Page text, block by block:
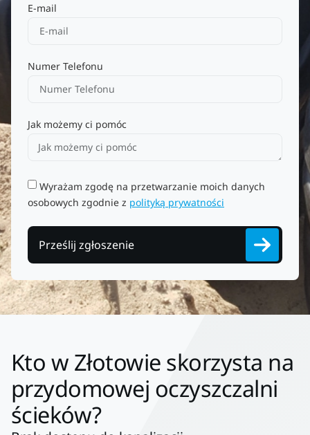
E-mail
Numer Telefonu
Jak możemy ci pomóc
Wyrażam zgodę na przetwarzanie moich danych
osobowych zgodnie z polityką prywatności
Prześlij zgłoszenie
Kto w Złotowie skorzysta na
przydomowej oczyszczalni
ścieków?